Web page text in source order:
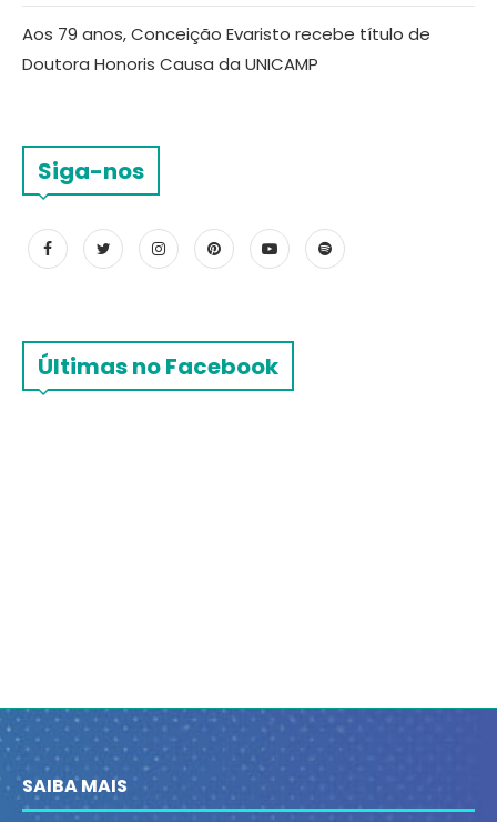
Aos 79 anos, Conceição Evaristo recebe título de
Doutora Honoris Causa da UNICAMP
Siga-nos
Últimas no Facebook
SAIBA MAIS